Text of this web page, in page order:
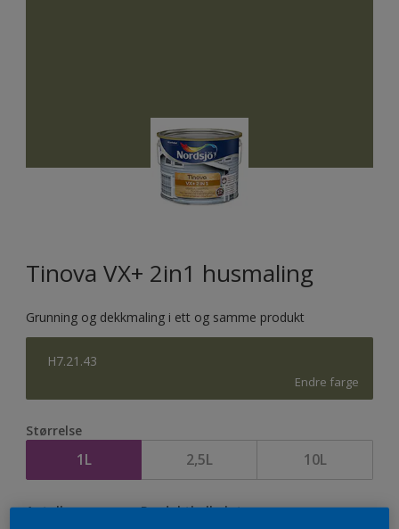
Tinova VX+ 2in1 husmaling
Grunning og dekkmaling i ett og samme produkt
H7.21.43
Endre farge
Størrelse
1L 2,5L 10L
Antall Produktkalkulator